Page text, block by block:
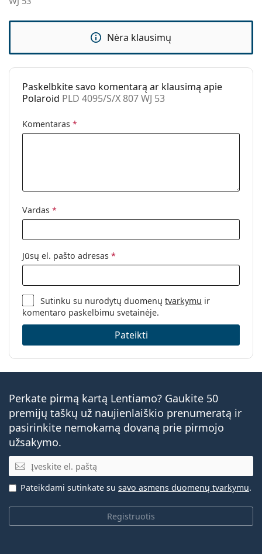
Kategorija:
Kodas:
PLD 4095/S/X 807 WJ 53
Nėra klausimų
Paskelbkite savo komentarą ar klausimą apie
Polaroid PLD 4095/S/X 807 WJ 53
Komentaras *
Vardas *
Jūsų el. pašto adresas *
Sutinku su nurodytų duomenųtvarkymu ir
komentaro paskelbimu svetainėje.
Pateikti
Perkate pirmą kartą Lentiamo? Gaukite 50
premijų taškų už naujienlaiškio prenumeratą ir
pasirinkite nemokamą dovaną prie pirmojo
užsakymo.
El. pašto adresas
Registruotis
Pateikdami sutinkate su savo asmens duomenų tvarkymu.